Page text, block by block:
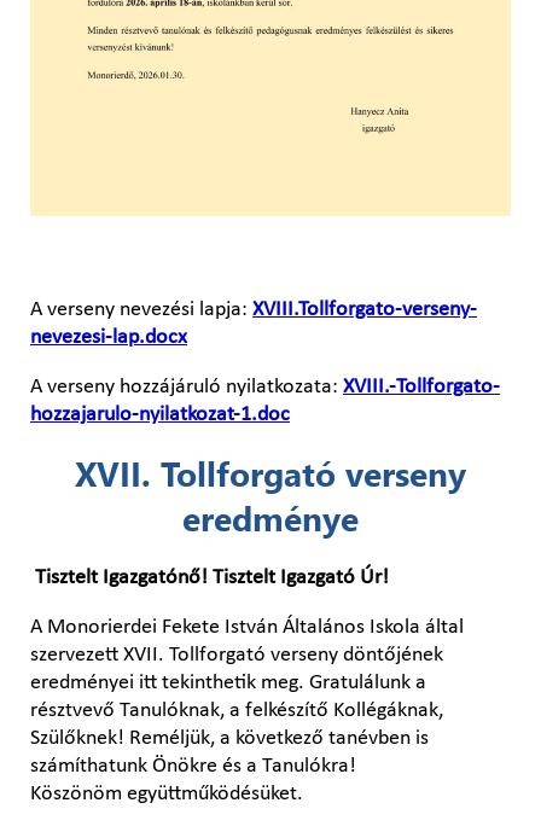
A verseny nevezési lapja: XVIII.Tollforgato-verseny-
nevezesi-lap.docx
A verseny hozzájáruló nyilatkozata: XVIII.-Tollforgato-
hozzajarulo-nyilatkozat-1.doc
XVII. Tollforgató verseny
eredménye
Tisztelt Igazgatónő! Tisztelt Igazgató Úr!
A Monorierdei Fekete István Általános Iskola által
szervezett XVII. Tollforgató verseny döntőjének
eredményei itt tekinthetik meg. Gratulálunk a
résztvevő Tanulóknak, a felkészítő Kollégáknak,
Szülőknek! Reméljük, a következő tanévben is
számíthatunk Önökre és a Tanulókra!
Köszönöm együttműködésüket.